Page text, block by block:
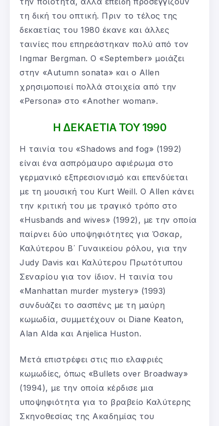
τη δική του οπτική. Πριν το τέλος της
δεκαετίας του 1980 έκανε και άλλες
ταινίες που επηρεάστηκαν πολύ από τον
Ingmar Bergman. Ο «September» μοιάζει
στην «Autumn sonata» και ο Allen
χρησιμοποιεί πολλά στοιχεία από την
«Persona» στο «Another woman».
Η ΔΕΚΑΕΤΙΑ ΤΟΥ 1990
Η ταινία του «Shadows and fog» (1992)
είναι ένα ασπρόμαυρο αφιέρωμα στο
γερμανικό εξπρεσιονισμό και επενδύεται
με τη μουσική του Kurt Weill. Ο Allen κάνει
την κριτική του με τραγικό τρόπο στο
«Husbands and wives» (1992), με την οποία
παίρνει δύο υποψηφιότητες για Όσκαρ,
Καλύτερου Β΄ Γυναικείου ρόλου, για την
Judy Davis και Καλύτερου Πρωτότυπου
Σεναρίου για τον ίδιον. Η ταινία του
«Manhattan murder mystery» (1993)
συνδυάζει το σασπένς με τη μαύρη
κωμωδία, συμμετέχουν οι Diane Keaton,
Alan Alda και Anjelica Huston.
Μετά επιστρέφει στις πιο ελαφριές
κωμωδίες, όπως «Bullets over Broadway»
(1994), με την οποία κέρδισε μια
υποψηφιότητα για το βραβείο Καλύτερης
Σκηνοθεσίας της Ακαδημίας του